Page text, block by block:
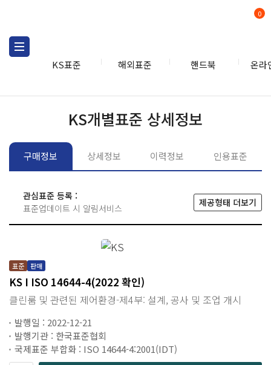
KS표준 해외표준 핸드북 온라
0
KS개별표준 상세정보
구매정보 상세정보 이력정보 인용표준
관심표준 등록 :
표준업데이트 시 알림서비스
제공형태 더보기
표준 판매
KS I ISO 14644-4(2022 확인)
클린룸 및 관련된 제어환경-제4부: 설계, 공사 및 조업 개시
발행일 : 2022-12-21
발행기관 : 한국표준협회
국제표준 부합화 : ISO 14644-4:2001(IDT)